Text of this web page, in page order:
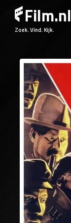
Film.nl
Zoek. Vind. Kijk.